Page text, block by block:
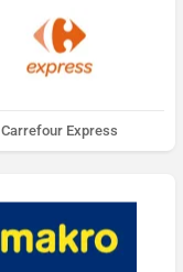
Carrefour Express